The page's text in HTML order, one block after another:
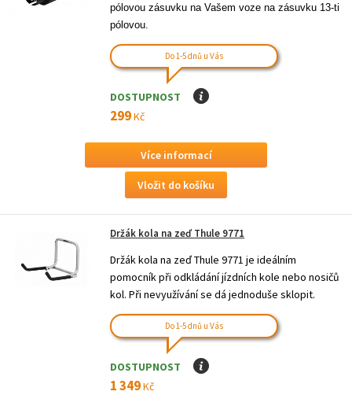
pólovou zásuvku na Vašem voze na zásuvku 13-ti
pólovou.
Do 1-5 dnů u Vás
DOSTUPNOST I
299Kč
Více informací
Držák kola na zeď Thule 9771
Držák kola na zeď Thule 9771 je ideálním
pomocník při odkládání jízdních kole nebo nosičů
kol. Při nevyužívání se dá jednoduše sklopit.
Do 1-5 dnů u Vás
DOSTUPNOST I
1 349Kč